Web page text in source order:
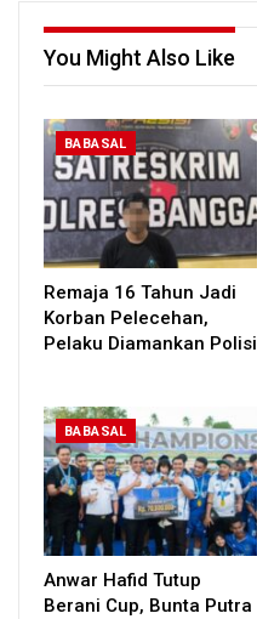
You Might Also Like
BABASAL
Remaja 16 Tahun Jadi
Korban Pelecehan,
Pelaku Diamankan Polisi
BABASAL
Anwar Hafid Tutup
Berani Cup, Bunta Putra